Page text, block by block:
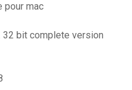
pour mac
32 bit complete version